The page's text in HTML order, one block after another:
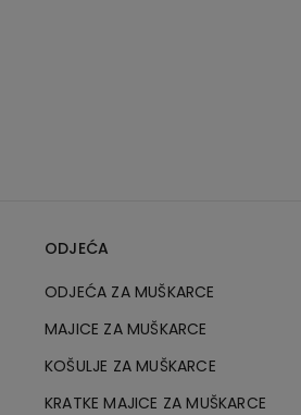
ODJEĆA
ODJEĆA ZA MUŠKARCE
MAJICE ZA MUŠKARCE
KOŠULJE ZA MUŠKARCE
KRATKE MAJICE ZA MUŠKARCE